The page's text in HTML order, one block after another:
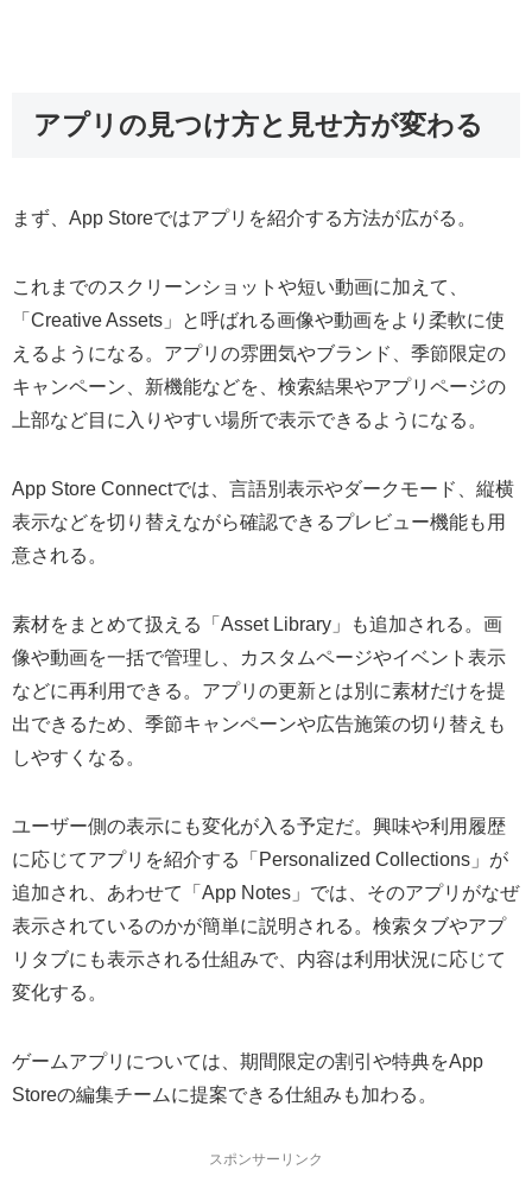
アプリの見つけ方と見せ方が変わる
まず、App Storeではアプリを紹介する方法が広がる。
これまでのスクリーンショットや短い動画に加えて、
「Creative Assets」と呼ばれる画像や動画をより柔軟に使
えるようになる。アプリの雰囲気やブランド、季節限定の
キャンペーン、新機能などを、検索結果やアプリページの
上部など目に入りやすい場所で表示できるようになる。
App Store Connectでは、言語別表示やダークモード、縦横
表示などを切り替えながら確認できるプレビュー機能も用
意される。
素材をまとめて扱える「Asset Library」も追加される。画
像や動画を一括で管理し、カスタムページやイベント表示
などに再利用できる。アプリの更新とは別に素材だけを提
出できるため、季節キャンペーンや広告施策の切り替えも
しやすくなる。
ユーザー側の表示にも変化が入る予定だ。興味や利用履歴
に応じてアプリを紹介する「Personalized Collections」が
追加され、あわせて「App Notes」では、そのアプリがなぜ
表示されているのかが簡単に説明される。検索タブやアプ
リタブにも表示される仕組みで、内容は利用状況に応じて
変化する。
ゲームアプリについては、期間限定の割引や特典をApp
Storeの編集チームに提案できる仕組みも加わる。
スポンサーリンク